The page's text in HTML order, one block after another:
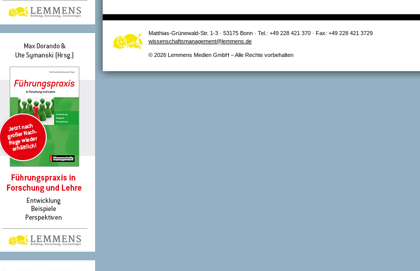
Matthias-Grünewald-Str. 1-3 · 53175 Bonn · Tel.: +49 228 421 370 · Fax: +49 228 421 3729
wissenschaftsmanagement@lemmens.de
© 2026 Lemmens Medien GmbH – Alle Rechte vorbehalten